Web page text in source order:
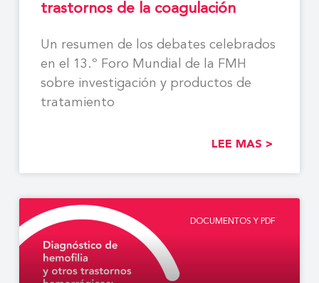
trastornos de la coagulación
Un resumen de los debates celebrados
en el 13.º Foro Mundial de la FMH
sobre investigación y productos de
tratamiento
LEE MAS >
DOCUMENTOS Y PDF